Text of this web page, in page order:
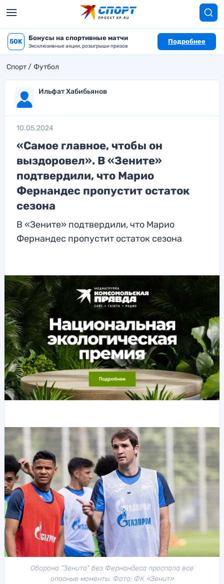
50K Бонусы на спортивные матчи
Эксклюзивные акции, розыгрыши призов
Подробнее
Спорт Футбол
Ильфат Хабибьянов
10.05.2024
«Самое главное, чтобы он
выздоровел». В «Зените»
подтвердили, что Марио
Фернандес пропустит остаток
сезона
В «Зените» подтвердили, что Марио
Фернандес пропустит остаток сезона
Оборона "Зенита" без Фернандеса проспала все
опасные моменты. Фото: ФК «Зенит»